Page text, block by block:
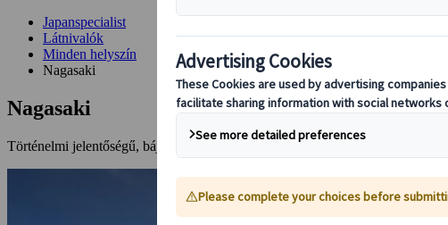
Japanspecialist
Látnivalók
Minden helyszín
Nagasaki
Nagasaki
Történelmi jelentőségű, bájos nemzetközi város